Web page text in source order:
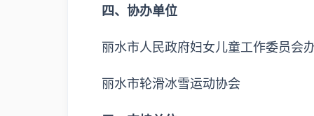
四、协办单位
丽水市人民政府妇女儿童工作委员会
丽水市轮滑冰雪运动协会